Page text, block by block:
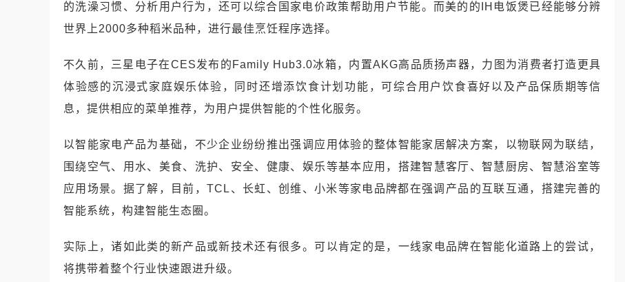
的洗澡习惯、分析用户行为，还可以综合国家电价政策帮助用户节能。而美的的IH电饭煲已经能够分辨
世界上2000多种稻米品种，进行最佳烹饪程序选择。
不久前，三星电子在CES发布的Family Hub3.0冰箱，内置AKG高品质扬声器，力图为消费者打造更具
体验感的沉浸式家庭娱乐体验，同时还增添饮食计划功能，可综合用户饮食喜好以及产品保质期等信
息，提供相应的菜单推荐，为用户提供智能的个性化服务。
以智能家电产品为基础，不少企业纷纷推出强调应用体验的整体智能家居解决方案，以物联网为联结，
围绕空气、用水、美食、洗护、安全、健康、娱乐等基本应用，搭建智慧客厅、智慧厨房、智慧浴室等
应用场景。据了解，目前，TCL、长虹、创维、小米等家电品牌都在强调产品的互联互通，搭建完善的
智能系统，构建智能生态圈。
实际上，诸如此类的新产品或新技术还有很多。可以肯定的是，一线家电品牌在智能化道路上的尝试，
将携带着整个行业快速跟进升级。